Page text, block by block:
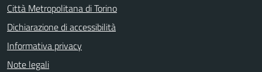
Città Metropolitana di Torino
Dichiarazione di accessibilità
Informativa privacy
Note legali